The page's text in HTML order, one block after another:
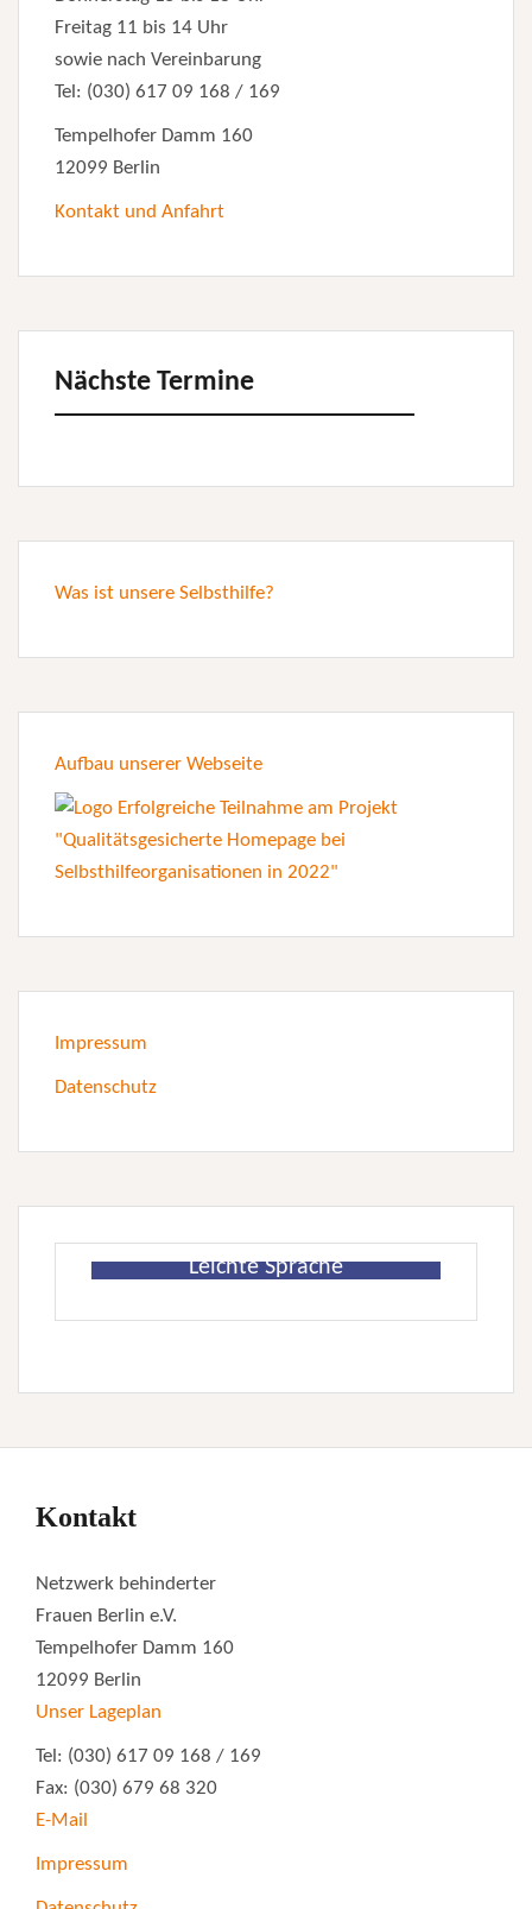
Freitag 11 bis 14 Uhr
sowie nach Vereinbarung
Tel: (030) 617 09 168 / 169
Tempelhofer Damm 160
12099 Berlin
Kontakt und Anfahrt
Nächste Termine
Was ist unsere Selbsthilfe?
Aufbau unserer Webseite
Impressum
Datenschutz
Leichte Sprache
Kontakt
Netzwerk behinderter
Frauen Berlin e.V.
Tempelhofer Damm 160
12099 Berlin
Unser Lageplan
Tel: (030) 617 09 168 / 169
Fax: (030) 679 68 320
E-Mail
Impressum